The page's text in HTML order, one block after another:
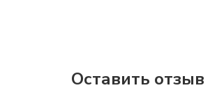
Оставить отзыв